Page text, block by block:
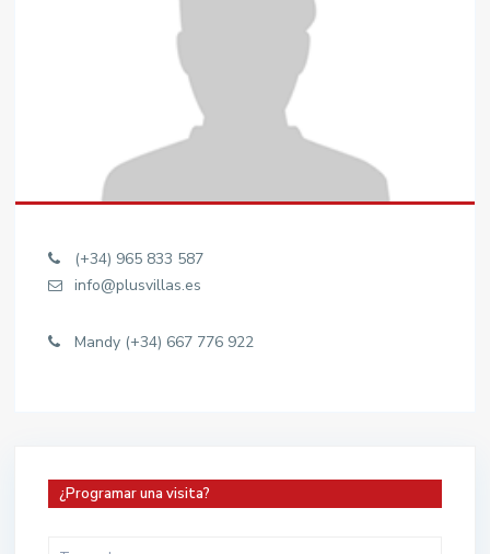
(+34) 965 833 587
info@plusvillas.es
Mandy (+34) 667 776 922
¿Programar una visita?